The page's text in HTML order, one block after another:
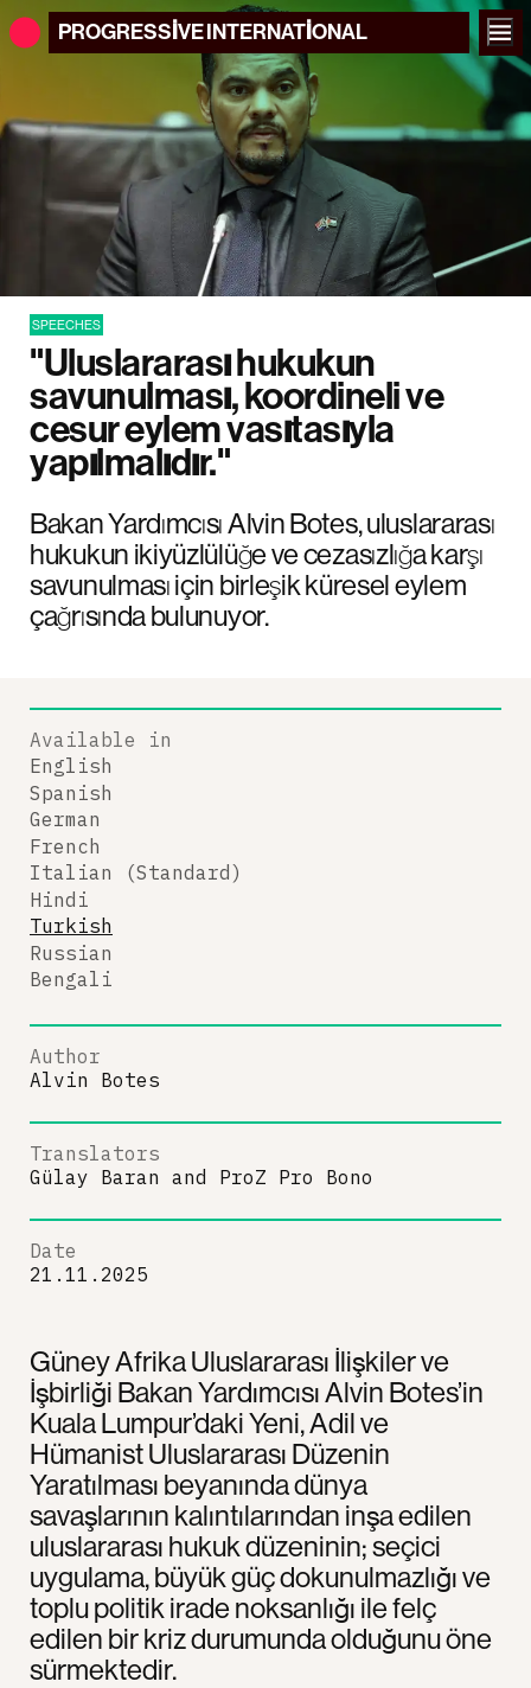
PROGRESSIVEINTERNATIONAL
SPEECHES
"Uluslararası hukukun
savunulması, koordineli ve
cesur eylem vasıtasıyla
yapılmalıdır."
Bakan Yardımcısı Alvin Botes, uluslararası
hukukun ikiyüzlülüğe ve cezasızlığa karşı
savunulması için birleşik küresel eylem
çağrısında bulunuyor.
Güney Afrika Uluslararası İlişkiler ve
İşbirliği Bakan Yardımcısı Alvin Botes’in
Kuala Lumpur’daki Yeni, Adil ve
Hümanist Uluslararası Düzenin
Yaratılması beyanında dünya
savaşlarının kalıntılarından inşa edilen
uluslararası hukuk düzeninin; seçici
uygulama, büyük güç dokunulmazlığı ve
toplu politik irade noksanlığı ile felç
edilen bir kriz durumunda olduğunu öne
sürmektedir.
Available in
English
Spanish
German
French
Italian (Standard)
Hindi
Turkish
Russian
Bengali
Author
Alvin Botes
Translators
Gülay Baran and ProZ Pro Bono
Date
21.11.2025